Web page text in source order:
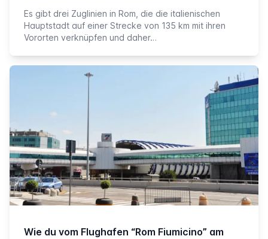
Es gibt drei Zuglinien in Rom, die die italienischen
Hauptstadt auf einer Strecke von 135 km mit ihren
Vororten verknüpfen und daher…
Wie du vom Flughafen “Rom Fiumicino” am